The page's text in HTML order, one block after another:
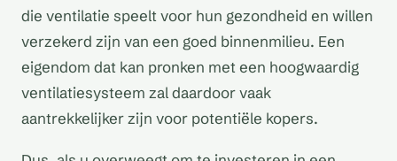
die ventilatie speelt voor hun gezondheid en willen
verzekerd zijn van een goed binnenmilieu. Een
eigendom dat kan pronken met een hoogwaardig
ventilatiesysteem zal daardoor vaak
aantrekkelijker zijn voor potentiële kopers.